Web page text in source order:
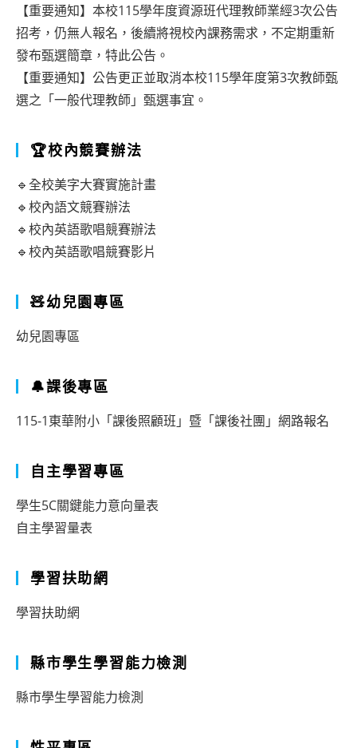
【重要通知】本校115學年度資源班代理教師業經3次公告
招考，仍無人報名，後續將視校內課務需求，不定期重新
發布甄選簡章，特此公告。
【重要通知】公告更正並取消本校115學年度第3次教師甄
選之「一般代理教師」甄選事宜。
🏆校內競賽辦法
🔹全校美字大賽實施計畫
🔹校內語文競賽辦法
🔹校內英語歌唱競賽辦法
🔹校內英語歌唱競賽影片
🧸幼兒園專區
幼兒園專區
🔔課後專區
115-1東華附小「課後照顧班」暨「課後社團」網路報名
自主學習專區
學生5C關鍵能力意向量表
自主學習量表
學習扶助網
學習扶助網
縣市學生學習能力檢測
縣市學生學習能力檢測